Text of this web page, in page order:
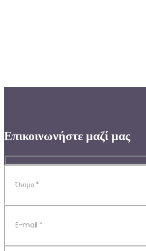
Επικοινωνήστε μαζί μας